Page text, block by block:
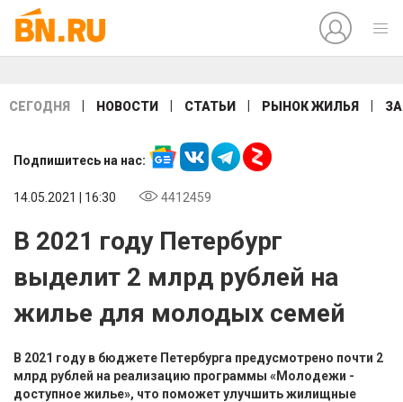
СЕГОДНЯ НОВОСТИ СТАТЬИ РЫНОК ЖИЛЬЯ
Подпишитесь на нас:
14.05.2021 | 16:30 4412459
В 2021 году Петербург
выделит 2 млрд рублей на
жилье для молодых семей
В 2021 году в бюджете Петербурга предусмотрено почти 2
млрд рублей на реализацию программы «Молодежи -
доступное жилье», что поможет улучшить жилищные